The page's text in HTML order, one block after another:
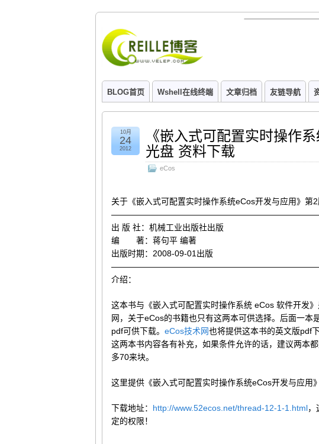
BLOG首页 Wshell在线终端 文章归档 友链导航
《嵌入式可配置实时操作
光盘 资料下载
eCos
10月
24
2012
关于《嵌入式可配置实时操作系统eCos开发与应用》第2
出 版 社：机械工业出版社出版
编 著：蒋句平 编著
出版时期：2008-09-01出版
介绍：
这本书与《嵌入式可配置实时操作系统 eCos 软件开发
网，关于eCos的书籍也只有这两本可供选择。后面一
pdf可供下载。 eCos技术网也将提供这本书的英文版pdf下
这两本书内容各有补充，如果条件允许的话，建议两本
多70来块。
这里提供《嵌入式可配置实时操作系统eCos开发与应用
下载地址： http://www.52ecos.net/thread-12-1-1.html，
定的权限！